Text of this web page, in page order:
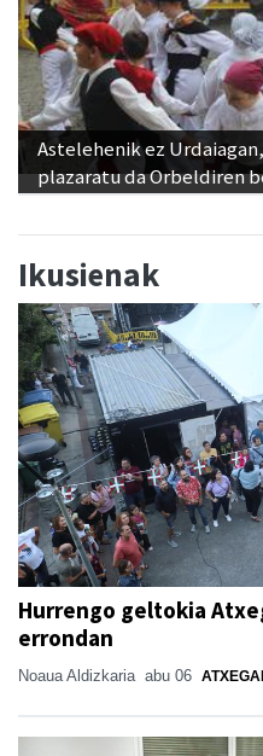
Astelehenik ez
plazaratu da Orbeldiren
Ikusienak
Hurrengo geltokia
errondan
Noaua Aldizkaria abu 06